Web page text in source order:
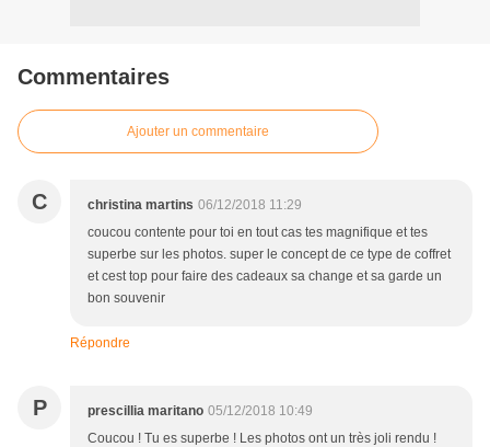
Commentaires
Ajouter un commentaire
C christina martins 06/12/2018 11:29
coucou contente pour toi en tout cas tes magnifique et tes
superbe sur les photos. super le concept de ce type de coffret
et cest top pour faire des cadeaux sa change et sa garde un
bon souvenir
Répondre
P prescillia maritano 05/12/2018 10:49
Coucou ! Tu es superbe ! Les photos ont un très joli rendu !